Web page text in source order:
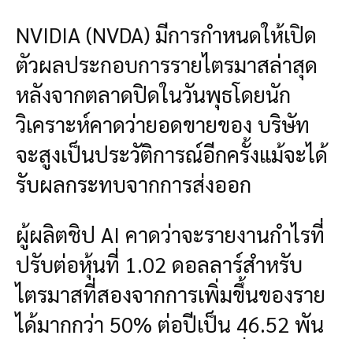
NVIDIA (NVDA) มีการกำหนดให้เปิด
ตัวผลประกอบการรายไตรมาสล่าสุด
หลังจากตลาดปิดในวันพุธโดยนัก
วิเคราะห์คาดว่ายอดขายของ บริษัท
จะสูงเป็นประวัติการณ์อีกครั้งแม้จะได้
รับผลกระทบจากการส่งออก
ผู้ผลิตชิป AI คาดว่าจะรายงานกำไรที่
ปรับต่อหุ้นที่ 1.02 ดอลลาร์สำหรับ
ไตรมาสที่สองจากการเพิ่มขึ้นของราย
ได้มากกว่า 50% ต่อปีเป็น 46.52 พัน